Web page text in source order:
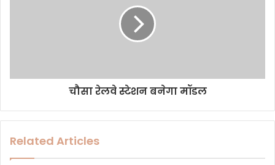
चौसा रेलवे स्टेशन बनेगा मॉडल
Related Articles